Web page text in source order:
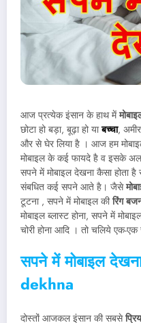
आज प्रत्येक इंसान के हाथ में
छोटा हो बड़ा, बूढ़ा हो याबच्चा,
और से घेर लिया है । आज हम
मोबाइल के कई फायदे है व इसके
सपने में मोबाइल देखना कैसा होता
संबधित कई सपने आते है। जैसे
टूटना , सपने में मोबाइल कीरिंग
मोबाइल ब्लास्ट होना, सपने में
चोरी होना आदि । तो चलिये एक-
सपने में मोबाइल
dekhna
दोस्तों आजकल इंसान की सबसेप्रिय